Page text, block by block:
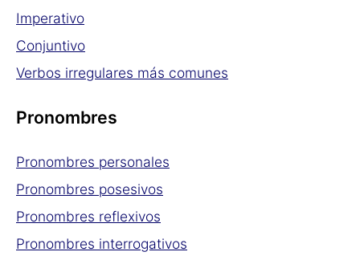
Imperativo
Conjuntivo
Verbos irregulares más comunes
Pronombres
Pronombres personales
Pronombres posesivos
Pronombres reflexivos
Pronombres interrogativos